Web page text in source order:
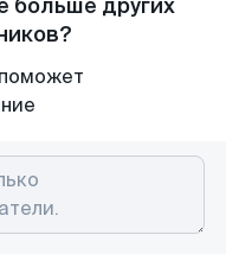
больше других